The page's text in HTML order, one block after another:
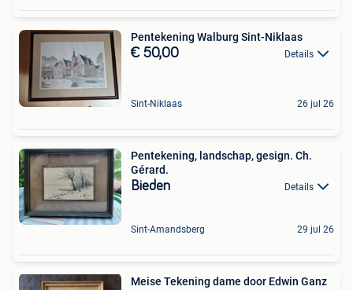
Pentekening Walburg Sint-Niklaas
€ 50,00 Details
Sint-Niklaas 26 jul 26
Pentekening, landschap, gesign. Ch.
Gérard.
Bieden Details
Sint-Amandsberg 29 jul 26
Meise Tekening dame door Edwin Ganz